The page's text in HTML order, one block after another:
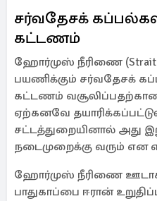
சர்வதேசக்
கட்டணம்
ஹோர்முஸ் நீரிணை (Strait
பயணிக்கும் சர்வதேசக்
கட்டணம்
ஏற்கனவே
சட்டத்துறையினால் அது
நடைமுறைக்கு வரும் என
ஹோர்முஸ் நீரிணை
பாதுகாப்பை ஈரான்